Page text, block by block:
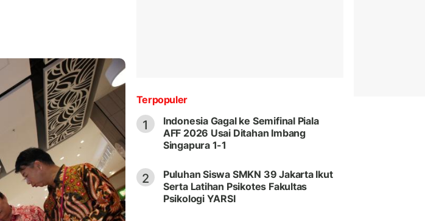
Terpopuler
1
Indonesia Gagal ke Semifinal Piala
AFF 2026 Usai Ditahan Imbang
Singapura 1-1
2
Puluhan Siswa SMKN 39 Jakarta Ikut
Serta Latihan Psikotes Fakultas
Psikologi YARSI